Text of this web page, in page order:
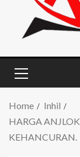
Home
Inhil
HARGA
KEHANCURAN.